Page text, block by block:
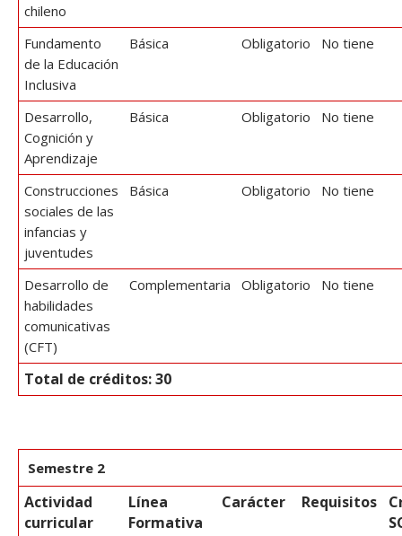
chileno
Fundamento
de la Educación
Inclusiva
Básica Obligatorio No tiene
Desarrollo,
Cognición y
Aprendizaje
Básica Obligatorio No tiene
Construcciones
sociales de las
infancias y
juventudes
Básica Obligatorio No tiene
Desarrollo de
habilidades
comunicativas
(CFT)
Complementaria Obligatorio No tiene
Total de créditos: 30
Semestre 2
Actividad
curricular
Línea
Formativa
Carácter Requisitos